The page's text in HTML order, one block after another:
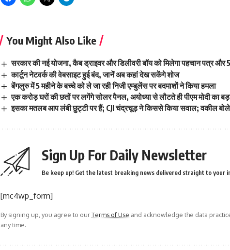
You Might Also Like
सरकार की नई योजना, कैब ड्राइवर और डिलीवरी बॉय को मिलेगा पहचान पत्र और
कार्टून नेटवर्क की वेबसाइट हुई बंद, जानें अब कहां देख सकेंगे शोज
बेंगलुरु में 5 महीने के बच्चे को ले जा रही निजी एम्बुलेंस पर बदमाशों ने किया हमला
एक करोड़ घरों की छतों पर लगेंगे सोलर पैनल, अयोध्या से लौटते ही पीएम मोदी का
इसका मतलब आप लंबी छुट्टी पर हैं; CJI चंद्रचूड़ ने किससे किया सवाल; वकील
Sign Up For Daily Newsletter
Be keep up! Get the latest breaking news delivered straight to your
[mc4wp_form]
By signing up, you agree to ourTerms of Use and acknowledge the data
any time.